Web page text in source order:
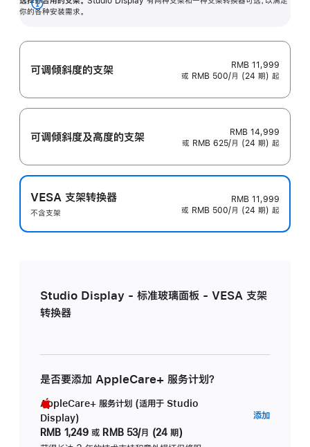
你的各种安装需求。
展
可调倾斜度的支架
RMB 11,999
或 RMB 500/月 (24 期) 起
可调倾斜度及高‍度的支‍架
RMB 14,999
或 RMB 625/月 (24 期) 起
VESA 支架转换器
不含支架
RMB 11,999
或 RMB 500/月 (24 期) 起
Studio Display - 标准玻璃面板 - VESA 支架
转换器
是否要添加 AppleCare+ 服务计划？
AppleCare+ 服务计划 (适用于 Studio
Display)
RMB 1,249 或 RMB 53/月 (24 期)
添加